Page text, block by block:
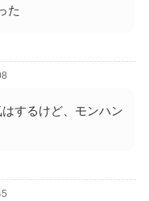
た
するけど、モンハン